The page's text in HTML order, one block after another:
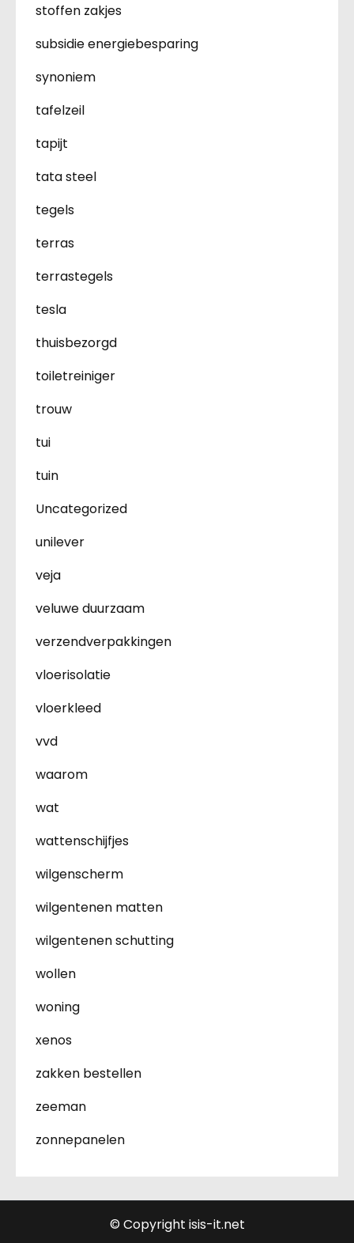
stoffen zakjes
subsidie energiebesparing
synoniem
tafelzeil
tapijt
tata steel
tegels
terras
terrastegels
tesla
thuisbezorgd
toiletreiniger
trouw
tui
tuin
Uncategorized
unilever
veja
veluwe duurzaam
verzendverpakkingen
vloerisolatie
vloerkleed
vvd
waarom
wat
wattenschijfjes
wilgenscherm
wilgentenen matten
wilgentenen schutting
wollen
woning
xenos
zakken bestellen
zeeman
zonnepanelen
© Copyright isis-it.net